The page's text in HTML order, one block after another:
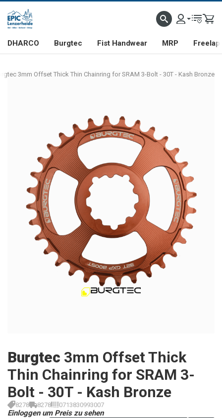
DHARCO Burgtec Fist Handwear MRP Freelap
3mm Offset Thick Thin Chainring for SRAM 3-Bolt - 30T - Kash Bronze
Burgtec 3mm Offset Thick
Thin Chainring for SRAM 3-
Bolt - 30T - Kash Bronze
8278 8278 0713830993007
Einloggen um Preis zu sehen